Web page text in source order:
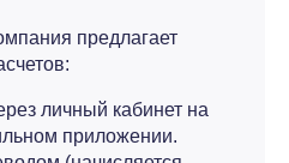
предлагает
личный кабинет на
приложении.